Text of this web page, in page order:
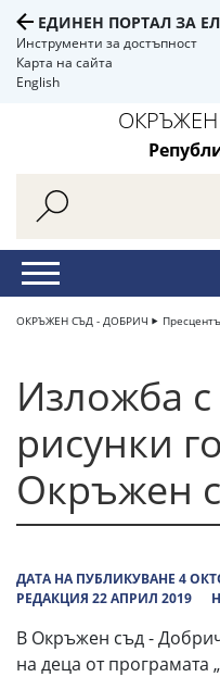
ЕДИНЕН ПОРТАЛ ЗА
Инструменти за достъпност
Карта на сайта
English
ОКРЪЖЕН СЪД - ДОБРИЧ
Изложба с
рисунки
Окръжен
ДАТА НА ПУБЛИКУВАНЕ 4
РЕДАКЦИЯ 22 АПРИЛ 2019
В Окръжен съд -
на деца от програмата